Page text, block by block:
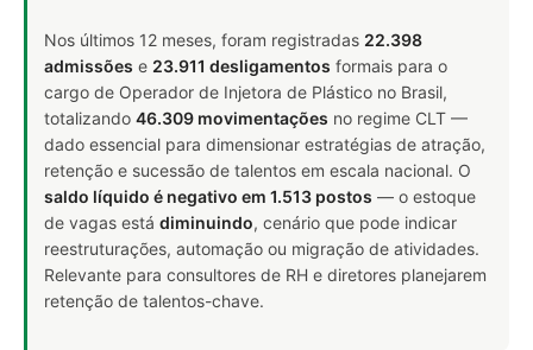
Nos últimos 12 meses, foram registradas 22.398
admissões e 23.911 desligamentos formais para o
cargo de Operador de Injetora de Plástico no Brasil,
totalizando 46.309 movimentações no regime CLT —
dado essencial para dimensionar estratégias de atração,
retenção e sucessão de talentos em escala nacional. O
saldo líquido é negativo em 1.513 postos — o estoque
de vagas está diminuindo, cenário que pode indicar
reestruturações, automação ou migração de atividades.
Relevante para consultores de RH e diretores planejarem
retenção de talentos-chave.